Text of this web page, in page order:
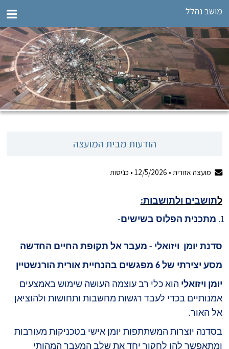
מושב נהלל
הודעות מבית המועצה
מועצה אזורית • 12/5/2026
• כניסות
לתושבים ולתושבות:
מתכנית הפלוס בשישים-
סדנת יומן ויזואלי - מעבר אל תקופת החיים החדשה
מסע יצירתי של 6 מפגשים בהנחיית אורית הורנשטיין
יומן ויזואלי הוא כלי רב עוצמה העושה שימוש באמצעים
אמנותיים בכדי לעבד רגשות מחשבות ותחושות ולהוציאן
אל האור.
בסדנה יוצרות המשתתפות יומן אישי בטכניקות מעורבות
ומתאפשר להן לחקור יחד את שלב המעבר המהותי